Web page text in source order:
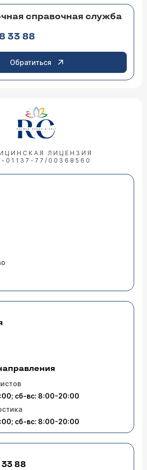
справочная служба
33 88
Обратиться
ЛИЦЕНЗИЯ
01137-77/00368560
сб-вс: 8:00-20:00
сб-вс: 8:00-20:00
33 88